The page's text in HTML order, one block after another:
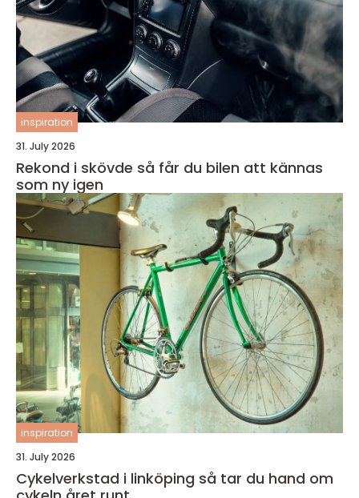
inspiration
31. July 2026
Rekond i skövde så får du bilen att kännas
som ny igen
inspiration
31. July 2026
Cykelverkstad i linköping så tar du hand om